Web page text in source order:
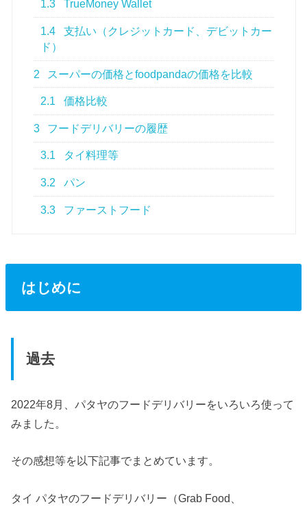
1.3 TrueMoney Wallet
1.4
支払い（クレジットカード、デビットカー
ド）
2 スーパーの価格とfoodpandaの価格を比較
2.1 価格比較
3 フードデリバリーの履歴
3.1 タイ料理等
3.2 パン
3.3 ファーストフード
はじめに
過去
2022年8月、パタヤのフードデリバリーをいろいろ使って
みました。
その感想等を以下記事でまとめています。
タイ パタヤのフードデリバリー（Grab Food、